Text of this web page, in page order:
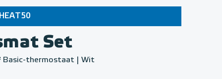
Set
Basic-thermostaat | Wit